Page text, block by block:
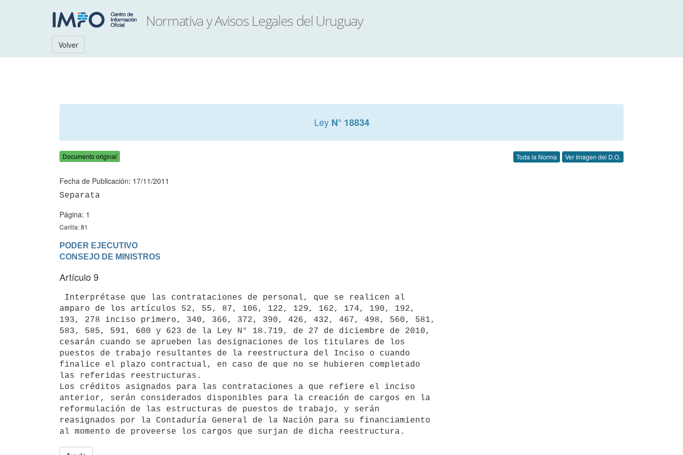
Volver
Ley N° 18834
Documento original Toda la Norma Ver Imagen del D.O.
Fecha de Publicación: 17/11/2011
Página: 1
Carilla: 81
PODER EJECUTIVO
Artículo 9
Interprétase que las contrataciones de personal, que se realicen al
amparo de los artículos 52, 55, 87, 106, 122, 129, 162, 174, 190, 192,
193, 278 inciso primero, 340, 366, 372, 390, 426, 432, 467, 498, 560, 581,
583, 585, 591, 600 y 623 de la Ley N° 18.719, de 27 de diciembre de 2010,
cesarán cuando se aprueben las designaciones de los titulares de los
puestos de trabajo resultantes de la reestructura del Inciso o cuando
finalice el plazo contractual, en caso de que no se hubieren completado
las referidas reestructuras.
Los créditos asignados para las contrataciones a que refiere el inciso
anterior, serán considerados disponibles para la creación de cargos en la
reformulación de las estructuras de puestos de trabajo, y serán
reasignados por la Contaduría General de la Nación para su financiamiento